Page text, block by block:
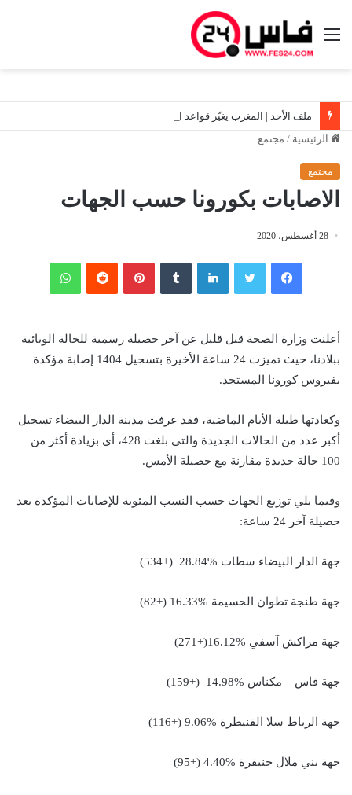
القائمة
الرئيسية / مجتمع
مجتمع
الاصابات بكورونا حسب الجهات
28 أغسطس، 2020
فيسبوك لينكدإن بينتيريست
أعلنت وزارة الصحة قبل قليل عن آخر حصيلة رسمية للحالة الوبائية
ببلادنا، حيث تميزت 24 ساعة الأخيرة بتسجيل 1404 إصابة مؤكدة
بفيروس كورونا المستجد.
وكعادتها طيلة الأيام الماضية، فقد عرفت مدينة الدار البيضاء تسجيل
أكبر عدد من الحالات الجديدة والتي بلغت 428، أي بزيادة أكثر من
100 حالة جديدة مقارنة مع حصيلة الأمس.
وفيما يلي توزيع الجهات حسب النسب المئوية للإصابات المؤكدة بعد
حصيلة آخر 24 ساعة:
جهة الدار البيضاء سطات %28.84 (+534)
جهة طنجة تطوان الحسيمة %16.33 (+82)
جهة مراكش آسفي %16.12(+271)
جهة فاس – مكناس %14.98 (+159)
جهة الرباط سلا القنيطرة %9.06 (+116)
جهة بني ملال خنيفرة %4.40 (+95)